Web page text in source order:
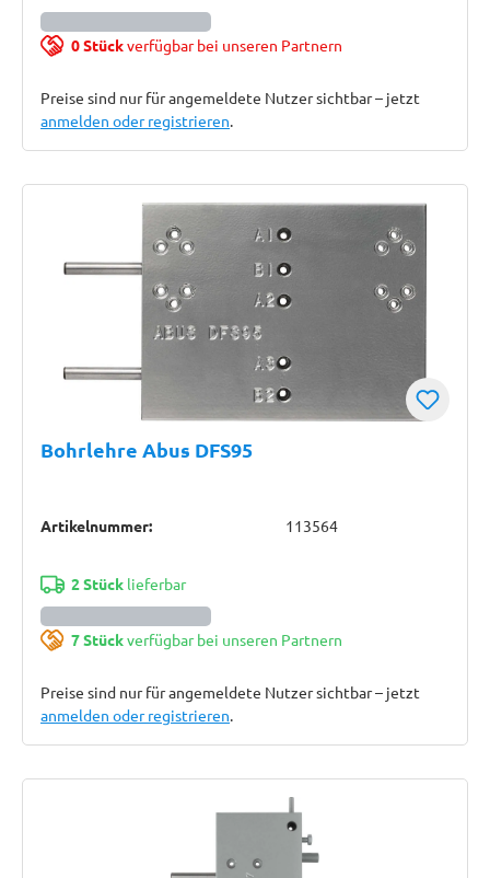
0 Stückverfügbar bei unseren Partnern
Preise sind nur für angemeldete Nutzer sichtbar – jetzt
anmelden oder registrieren.
Bohrlehre Abus DFS95
Artikelnummer: 113564
2 Stücklieferbar
7 Stückverfügbar bei unseren Partnern
Preise sind nur für angemeldete Nutzer sichtbar – jetzt
anmelden oder registrieren.